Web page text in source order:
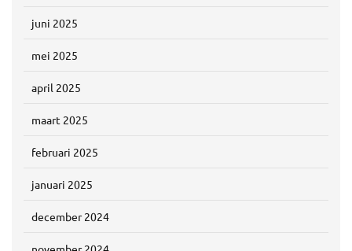
juni 2025
mei 2025
april 2025
maart 2025
februari 2025
januari 2025
december 2024